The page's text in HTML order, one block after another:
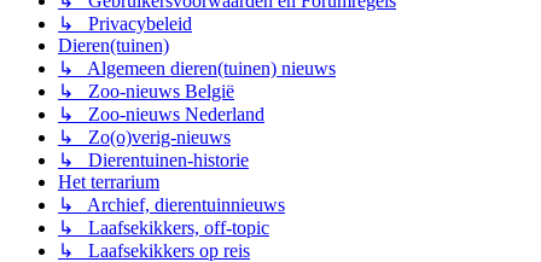
↳ Privacybeleid
Dieren(tuinen)
↳ Algemeen dieren(tuinen) nieuws
↳ Zoo-nieuws België
↳ Zoo-nieuws Nederland
↳ Zo(o)verig-nieuws
↳ Dierentuinen-historie
Het terrarium
↳ Archief, dierentuinnieuws
↳ Laafsekikkers, off-topic
↳ Laafsekikkers op reis